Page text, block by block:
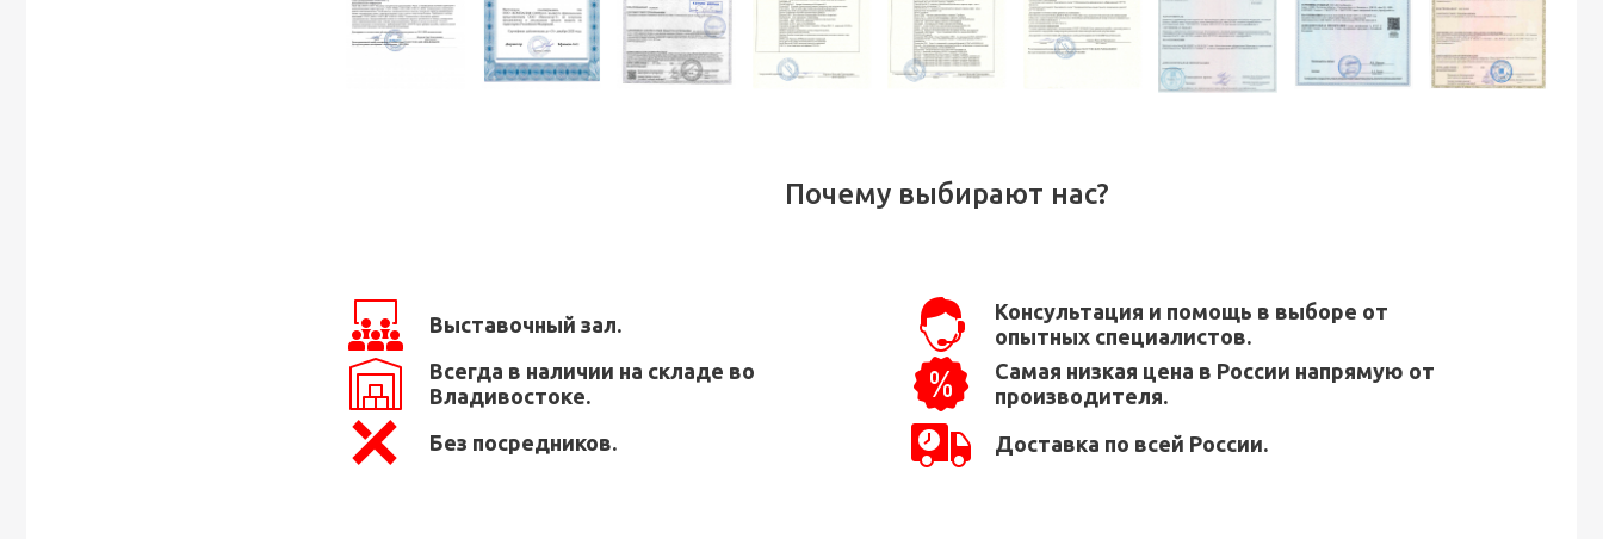
Почему выбирают нас?
Выставочный зал.
Консультация и помощь в выборе от
опытных специалистов.
Всегда в наличии на складе во
Владивостоке.
Самая низкая цена в России напрямую от
производителя.
Без посредников.
Доставка по всей России.